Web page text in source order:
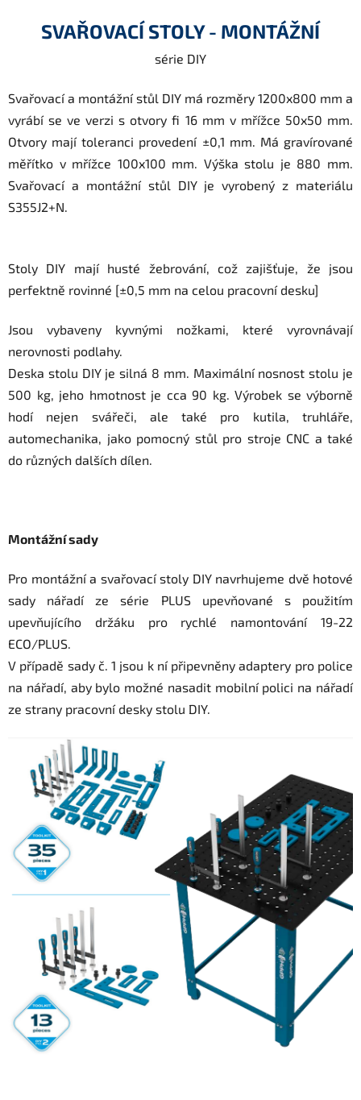
SVAŘOVACÍ STOLY - MONTÁŽNÍ
série DIY
Svařovací a montážní stůl DIY má rozměry 1200x800 mm a
vyrábí se ve verzi s otvory fi 16 mm v mřížce 50x50 mm.
Otvory mají toleranci provedení ±0,1 mm. Má gravírované
měřítko v mřížce 100x100 mm. Výška stolu je 880 mm.
Svařovací a montážní stůl DIY je vyrobený z materiálu
S355J2+N.
Stoly DIY mají husté žebrování, což zajišťuje, že jsou
perfektně rovinné [±0,5 mm na celou pracovní desku]
Jsou vybaveny kyvnými nožkami, které vyrovnávají
nerovnosti podlahy.
Deska stolu DIY je silná 8 mm. Maximální nosnost stolu je
500 kg, jeho hmotnost je cca 90 kg. Výrobek se výborně
hodí nejen svářeči, ale také pro kutila, truhláře,
automechanika, jako pomocný stůl pro stroje CNC a také
do různých dalších dílen.
Montážní sady
Pro montážní a svařovací stoly DIY navrhujeme dvě hotové
sady nářadí ze série PLUS upevňované s použitím
upevňujícího držáku pro rychlé namontování 19-22
ECO/PLUS.
V případě sady č. 1 jsou k ní připevněny adaptery pro police
na nářadí, aby bylo možné nasadit mobilní polici na nářadí
ze strany pracovní desky stolu DIY.